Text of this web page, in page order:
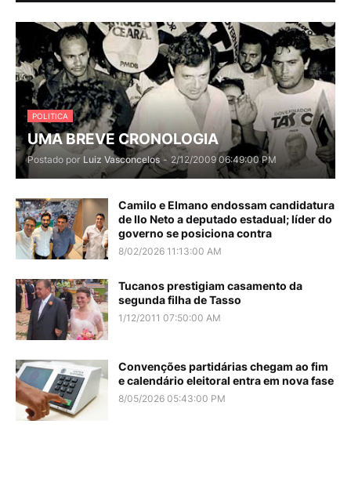
POLITICA
UMA BREVE CRONOLOGIA
Postado por Luiz Vasconcelos - 2/12/2009 06:49:00 PM
Camilo e Elmano endossam candidatura
de Ilo Neto a deputado estadual; líder do
governo se posiciona contra
8/02/2026 11:13:00 AM
Tucanos prestigiam casamento da
segunda filha de Tasso
1/12/2011 07:50:00 AM
Convenções partidárias chegam ao fim
e calendário eleitoral entra em nova fase
8/05/2026 05:43:00 PM